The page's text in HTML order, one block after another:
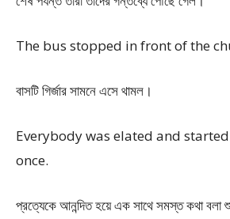
The bus stopped in front of the
বাসটি গির্জার সামনে এসে থামল।
Everybody was elated and
once.
প্রত্যেকে আনন্দিত হয়ে এক সাথে সমস্ত কথা